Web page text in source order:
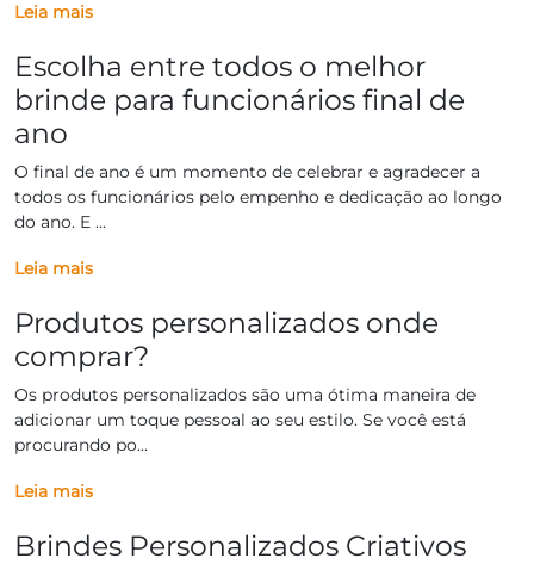
Leia mais
Escolha entre todos o melhor
brinde para funcionários final de
ano
O final de ano é um momento de celebrar e agradecer a
todos os funcionários pelo empenho e dedicação ao longo
do ano. E ...
Leia mais
Produtos personalizados onde
comprar?
Os produtos personalizados são uma ótima maneira de
adicionar um toque pessoal ao seu estilo. Se você está
procurando po...
Leia mais
Brindes Personalizados Criativos